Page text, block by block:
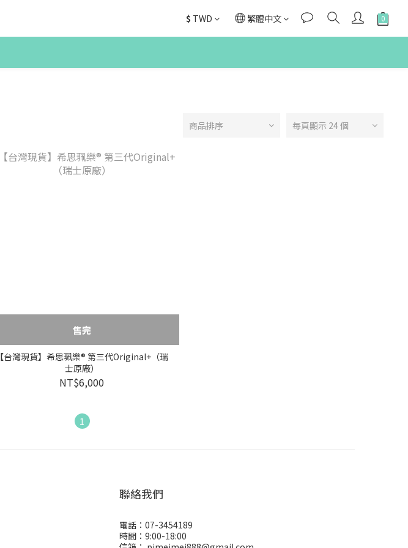
$ TWD 繁體中文
商品排序 每頁顯示 24 個
售完
【台灣現貨】希思珮樂® 第三代Original+（瑞
士原廠）
NT$6,000
1
聯絡我們
電話：07-3454189
時間：9:00-18:00